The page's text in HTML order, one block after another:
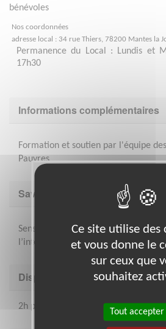
bénévoles
Nos coordonnées
adresse local : 34 rue Thiers, 78200 Mantes la
Permanence du Local : Lundis et
17h30
Informations complémentaires
Formation et soutien par l'équipe
Pauvres
Savoir être & compétences
Sens du relationnel, écoute,
l’interculturalité
Disponibilité demandée
2h par mois
Ce site utilise des
et vous donne le
sur ceux que
souhaitez
Tout accepter